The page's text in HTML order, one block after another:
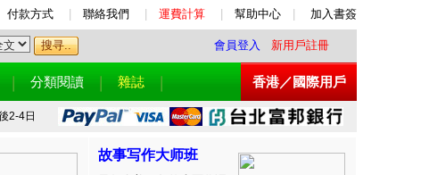
付款方式 聯絡我們 運費計算 幫助中心 加入書簽
會員登入 新用戶註冊
分類閱讀 雜誌 香港／國際用戶
2-4日
故事写作大师班